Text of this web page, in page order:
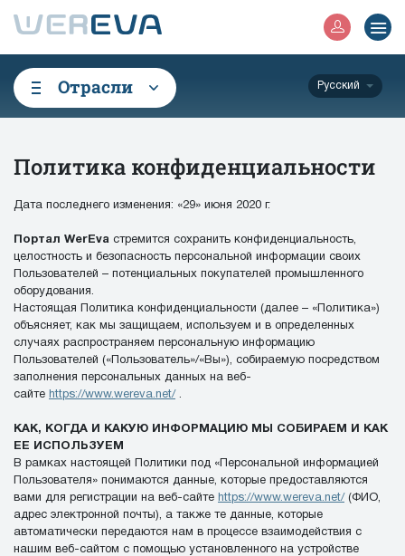
Отрасли Русский
Политика конфиденциальности
Дата последнего изменения: «29» июня 2020 г.
Портал WerEva стремится сохранить конфиденциальность,
целостность и безопасность персональной информации своих
Пользователей – потенциальных покупателей промышленного
оборудования.
Настоящая Политика конфиденциальности (далее – «Политика»)
объясняет, как мы защищаем, используем и в определенных
случаях распространяем персональную информацию
Пользователей («Пользователь»/«Вы»), собираемую посредством
заполнения персональных данных на веб-
сайте https://www.wereva.net/ .
КАК, КОГДА И КАКУЮ ИНФОРМАЦИЮ МЫ СОБИРАЕМ И КАК
ЕЕ ИСПОЛЬЗУЕМ
В рамках настоящей Политики под «Персональной информацией
Пользователя» понимаются данные, которые предоставляются
вами для регистрации на веб-сайте https://www.wereva.net/ (ФИО,
адрес электронной почты), а также те данные, которые
автоматически передаются нам в процессе взаимодействия с
нашим веб-сайтом с помощью установленного на устройстве